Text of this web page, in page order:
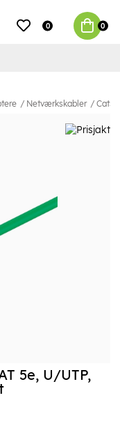
0 0
Netværkskabler Cat5e
5e, U/UTP,